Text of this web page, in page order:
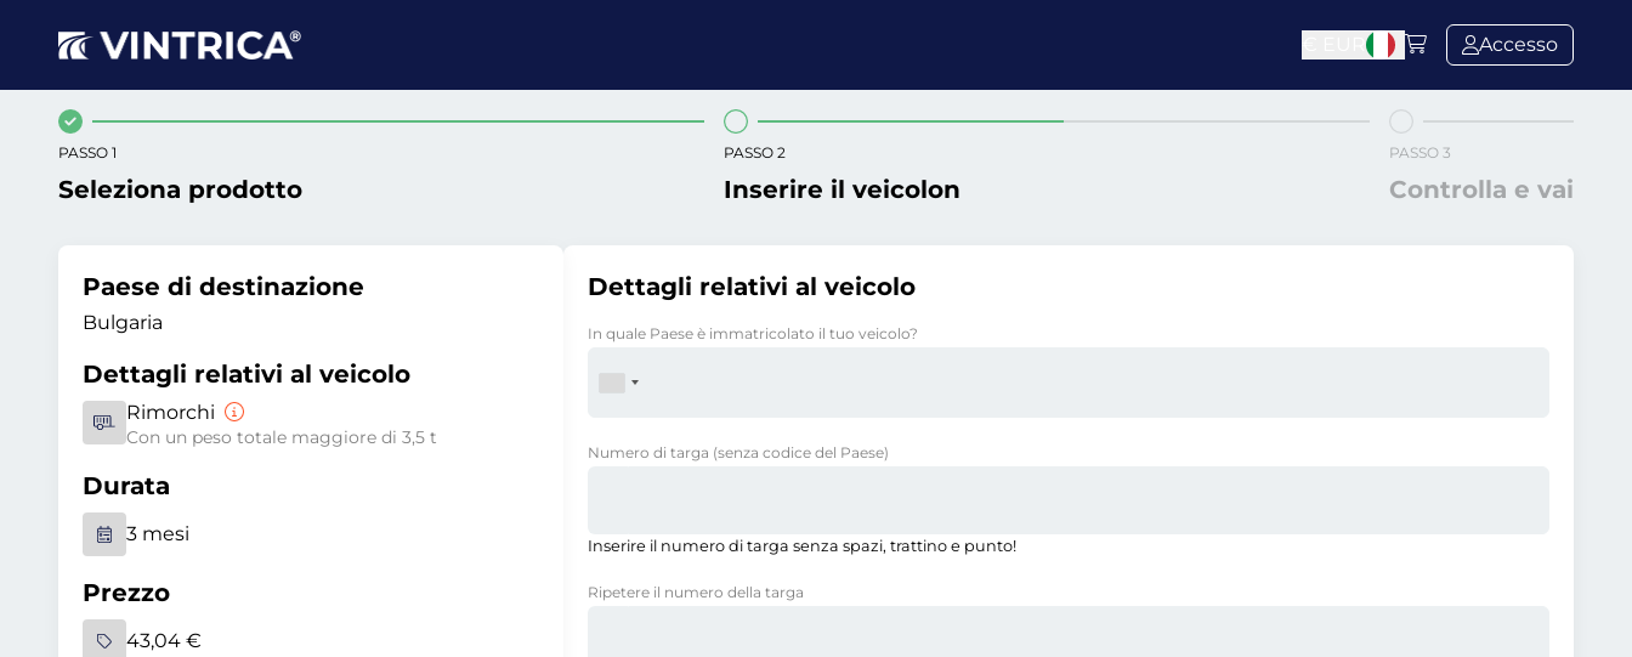
Accesso
PASSO 1
Seleziona prodotto
PASSO 2
Inserire il veicolon
PASSO 3
Controlla e vai
Paese di destinazione
Bulgaria
Dettagli relativi al veicolo
Rimorchi
Con un peso totale maggiore di 3,5 t
Durata
3 mesi
Prezzo
43,04 €
Dettagli relativi al veicolo
In quale Paese è immatricolato il tuo veicolo?
Numero di targa (senza codice del Paese)
Inserire il numero di targa senza spazi, trattino e punto!
Ripetere il numero della targa